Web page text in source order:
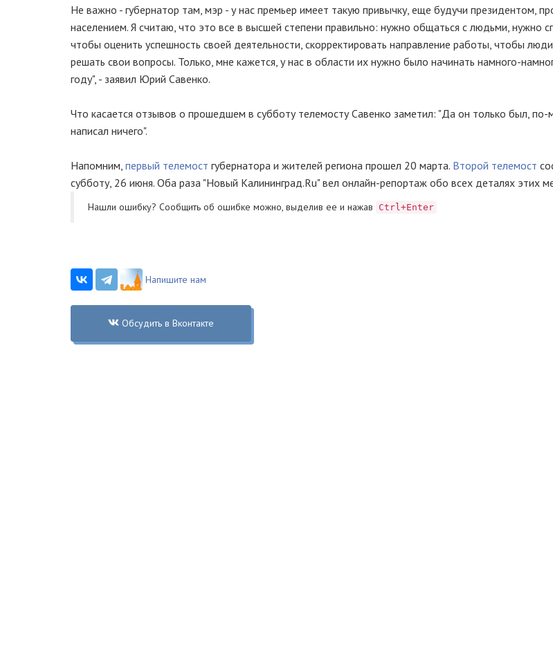
Не важно - губернатор там, мэр - у нас премьер имеет такую привычку, еще будучи президентом,
населением. Я считаю, что это все в высшей степени правильно: нужно общаться с людьми, нужно
чтобы оценить успешность своей деятельности, скорректировать направление работы, чтобы
решать свои вопросы. Только, мне кажется, у нас в области их нужно было начинать намного-
году", - заявил Юрий Савенко.
Что касается отзывов о прошедшем в субботу телемосту Савенко заметил: "Да он только был,
написал ничего".
Напомним, первый телемост губернатора и жителей региона прошел 20 марта. Второй телемост
субботу, 26 июня. Оба раза "Новый Калининград.Ru" вел онлайн-репортаж обо всех деталях этих
Нашли ошибку? Cообщить об ошибке можно, выделив ее и нажав Ctrl+Enter
Напишите нам
Обсудить в Вконтакте